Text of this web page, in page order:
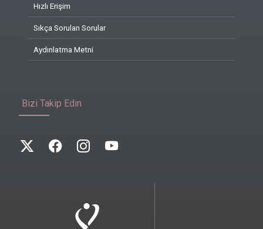
Bizi Takip Edin
Hızlı Erişim
Sıkça Sorulan Sorular
Aydınlatma Metni